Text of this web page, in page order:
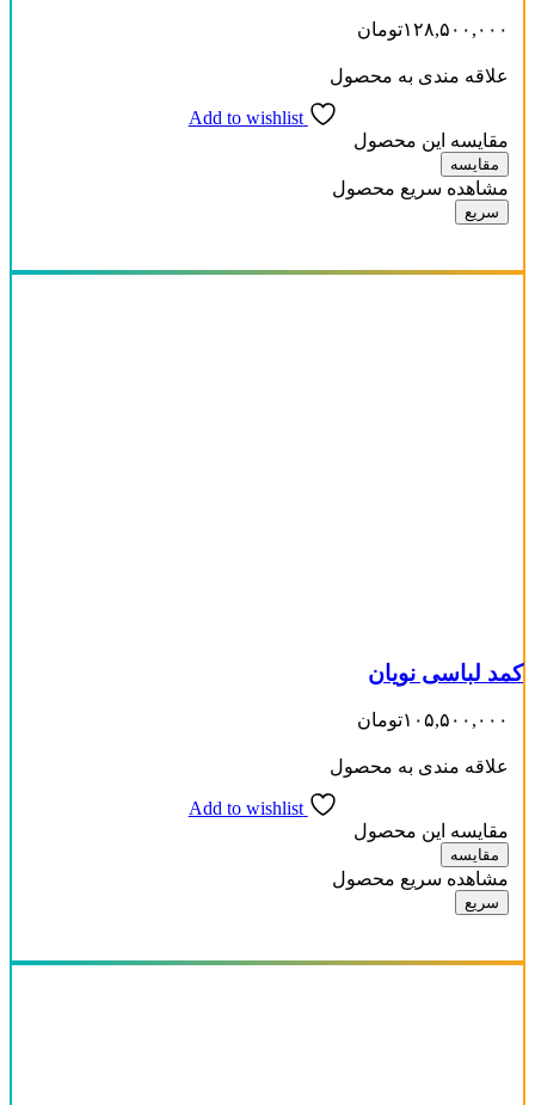
۱۲۸,۵۰۰,۰۰۰تومان
علاقه مندی به محصول
Add to wishlist
مقایسه این محصول
مقایسه
مشاهده سریع محصول
سریع
کمد لباسی نویان
۱۰۵,۵۰۰,۰۰۰تومان
علاقه مندی به محصول
Add to wishlist
مقایسه این محصول
مقایسه
مشاهده سریع محصول
سریع